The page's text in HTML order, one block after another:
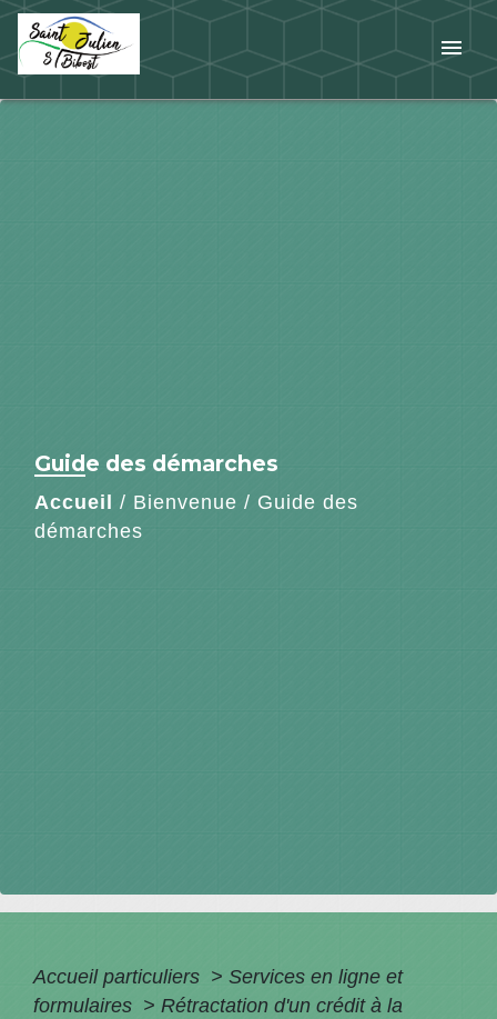
menu
Guide des démarches
Accueil / Bienvenue / Guide des
démarches
Accueil particuliers > Services en ligne et
formulaires > Rétractation d'un crédit à la